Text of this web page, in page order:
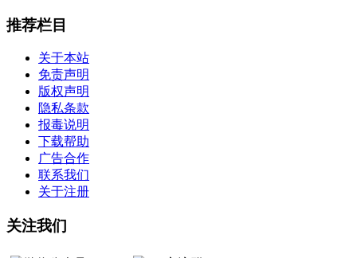
推荐栏目
关于本站
免责声明
版权声明
隐私条款
报毒说明
下载帮助
广告合作
联系我们
关于注册
关注我们